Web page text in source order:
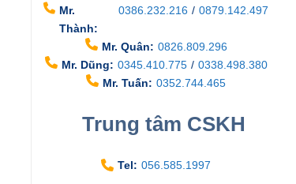
Mr.
Thành:
0386.232.216 / 0879.142.497
Mr. Quân: 0826.809.296
Mr. Dũng: 0345.410.775 / 0338.498.380
Mr. Tuấn: 0352.744.465
Trung tâm CSKH
Tel: 056.585.1997